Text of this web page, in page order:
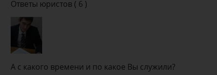
Ответы юристов ( 6 )
А с какого времени и по какое Вы служили?